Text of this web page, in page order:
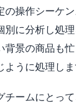
操作シーケン
別に分析し処
背景の商品も
うに処理しま
チームにとっ